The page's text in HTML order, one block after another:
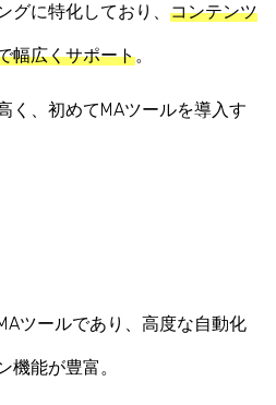
グに特化しており、 コンテンツ
幅広くサポート。
く、初めてMAツールを導入す
ツールであり、高度な自動化
機能が豊富。